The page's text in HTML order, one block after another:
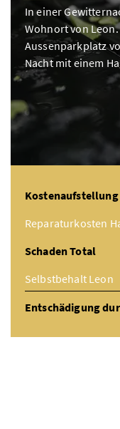
In einer
Wohnort von
Aussenparkplatz
Nacht mit einem
Kostenaufstellung
Reparaturkosten
Schaden Total
Selbstbehalt Leon
Entschädigung